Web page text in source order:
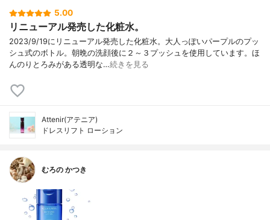
5.00
リニューアル発売した化粧水。
2023/9/19にリニューアル発売した化粧水。大人っぽいパープルのプッ
シュ式のボトル。朝晩の洗顔後に２～３プッシュを使用しています。ほ
んのりとろみがある透明な…続きを見る
Attenir(アテニア)
ドレスリフト ローション
むろの かつき